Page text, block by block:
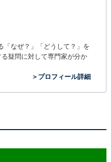
「なぜ？」「どうして？」を
疑問に対して専門家が分か
＞プロフィール詳細